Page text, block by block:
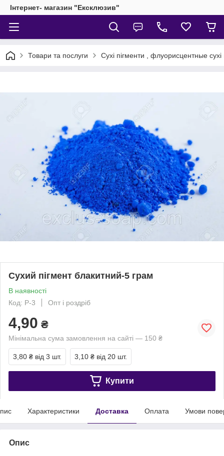
Інтернет- магазин "Ексклюзив"
Товари та послуги Сухі пігменти , флуорисцентные сухі
Сухий пігмент блакитний-5 грам
В наявності
Код: Р-3
Опт і роздріб
4,90 ₴
Мінімальна сума замовлення на сайті — 150 ₴
3,80 ₴ від 3 шт. 3,10 ₴ від 20 шт.
Купити
Характеристики Доставка Оплата Умови
Опис